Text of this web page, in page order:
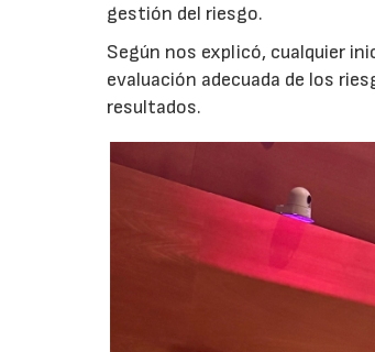
gestión del riesgo.
Según nos explicó, cualquier
evaluación adecuada de los
resultados.